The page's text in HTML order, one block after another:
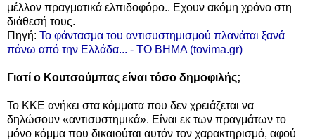
μέλλον πραγματικά ελπιδοφόρο.. Εχουν ακόμη χρόνο στη
διάθεσή τους.
Πηγή: Το φάντασμα του αντισυστημισμού πλανάται ξανά
πάνω από την Ελλάδα... - ΤΟ ΒΗΜΑ (tovima.gr)
Γιατί ο Κουτσούμπας είναι τόσο δημοφιλής;
Το ΚΚΕ ανήκει στα κόμματα που δεν χρειάζεται να
δηλώσουν «αντισυστημικά». Είναι εκ των πραγμάτων το
μόνο κόμμα που δικαιούται αυτόν τον χαρακτηρισμό, αφού